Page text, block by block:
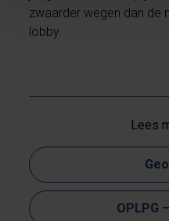
zwaarder wegen dan de
lobby.
Lees
OPLPG